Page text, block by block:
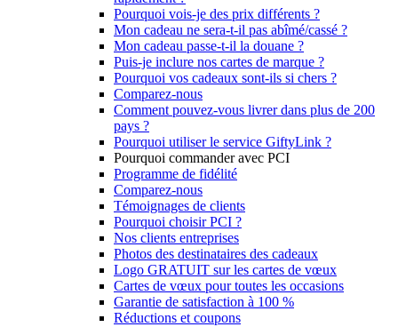
Pourquoi vois-je des prix différents ?
Mon cadeau ne sera-t-il pas abîmé/cassé ?
Mon cadeau passe-t-il la douane ?
Puis-je inclure nos cartes de marque ?
Pourquoi vos cadeaux sont-ils si chers ?
Comparez-nous
Comment pouvez-vous livrer dans plus de 200
pays ?
Pourquoi utiliser le service GiftyLink ?
Pourquoi commander avec PCI
Programme de fidélité
Comparez-nous
Témoignages de clients
Pourquoi choisir PCI ?
Nos clients entreprises
Photos des destinataires des cadeaux
Logo GRATUIT sur les cartes de vœux
Cartes de vœux pour toutes les occasions
Garantie de satisfaction à 100 %
Réductions et coupons